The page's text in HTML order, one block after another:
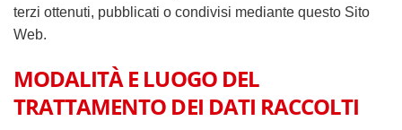
terzi ottenuti, pubblicati o condivisi mediante questo Sito
Web.
MODALITÀ E LUOGO DEL
TRATTAMENTO DEI DATI RACCOLTI